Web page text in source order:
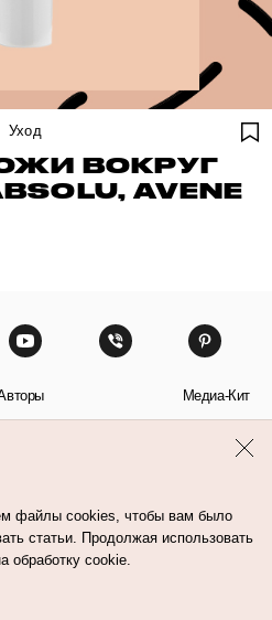
Уход
ВОКРУГ
AVENE
Медиа-Кит
файлы cookies, чтобы вам было
статьи. Продолжая использовать
обработку cookie.